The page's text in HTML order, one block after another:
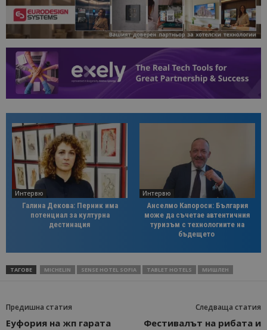
Интервю
Галина Декова: Перник има
потенциал за културна
дестинация
Интервю
Анселмо Капороси: България
може да съчетае автентичния
туризъм с технологиите на
бъдещето
ТАГОВЕ MICHELIN SENSE HOTEL SOFIA TABLET HOTELS МИШЛЕН
Предишна статия
Еуфория на жп гарата
Следваща статия
Фестивалът на рибата и